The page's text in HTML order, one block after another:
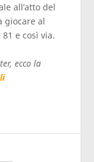
all’atto del
giocare al
e così via.
ecco la